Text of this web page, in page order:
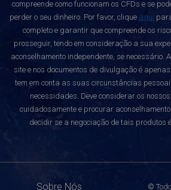
compreende como funcionam os CFDs e se
perder o seu dinheiro. Por favor, clique aqui
completo e garantir que compreende os
prosseguir, tendo em consideração a sua
aconselhamento independente, se necessário.
site e nos documentos de divulgação é
tem em conta as suas circunstâncias
necessidades. Deve considerar os nossos
cuidadosamente e procurar
decidir se a negociação de tais produtos
Sobre Nós ©